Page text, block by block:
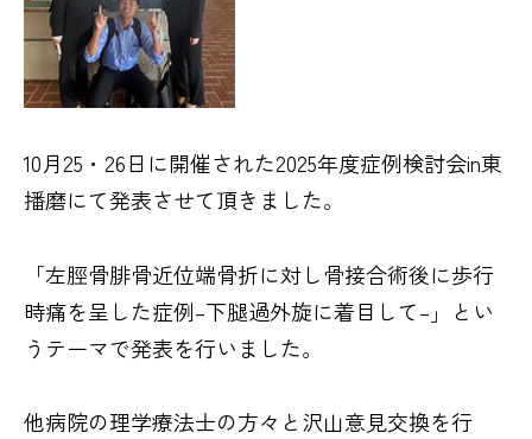
10月25 ・ 26日に開催された2025年度症例検討会in東
播磨にて発表させて頂きました。
「左脛骨腓骨近位端骨折に対し骨接合術後に歩行
時痛を呈した症例–下腿過外旋に着目して– 」とい
うテーマで発表を行いました。
他病院の理学療法士の方々と沢山意見交換を行